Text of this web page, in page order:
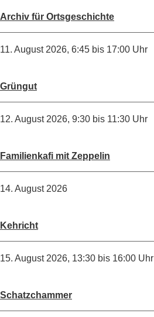
Archiv für Ortsgeschichte
Grüngut
11. August 2026, 6:45 bis 17:00 Uhr
Familienkafi mit Zeppelin
12. August 2026, 9:30 bis 11:30 Uhr
Kehricht
14. August 2026
Schatzchammer
15. August 2026, 13:30 bis 16:00 Uhr